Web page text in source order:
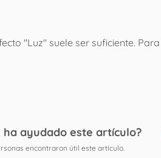
"Luz" suele ser suficiente.
ha ayudado este artículo?
encontraron útil este artículo.